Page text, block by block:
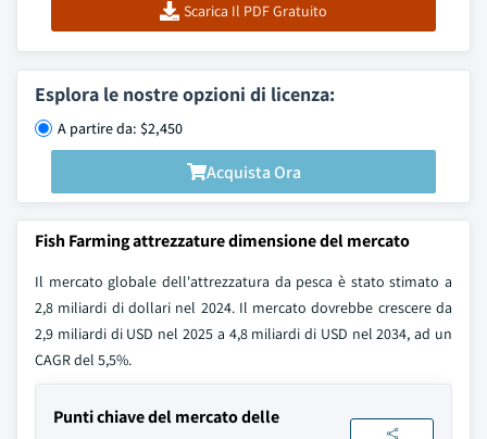
Scarica Il PDF Gratuito
Esplora le nostre opzioni di licenza:
A partire da: $2,450
Acquista Ora
Fish Farming attrezzature dimensione del mercato
Il mercato globale dell'attrezzatura da pesca è stato stimato a
2,8 miliardi di dollari nel 2024. Il mercato dovrebbe crescere da
2,9 miliardi di USD nel 2025 a 4,8 miliardi di USD nel 2034, ad un
CAGR del 5,5%.
Punti chiave del mercato delle